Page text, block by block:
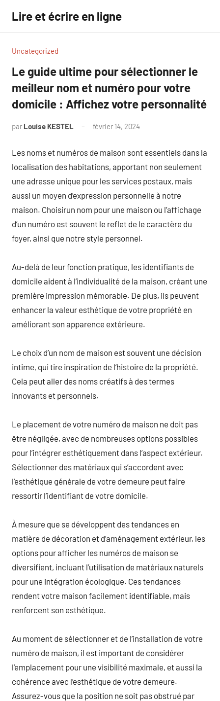
contenu
Lire et écrire en ligne
Uncategorized
Le guide ultime pour sélectionner le
meilleur nom et numéro pour votre
domicile : Affichez votre personnalité
par Louise KESTEL février 14, 2024
Les noms et numéros de maison sont essentiels dans la
localisation des habitations, apportant non seulement
une adresse unique pour les services postaux, mais
aussi un moyen d’expression personnelle à notre
maison. Choisirun nom pour une maison ou l’affichage
d’un numéro est souvent le reflet de le caractère du
foyer, ainsi que notre style personnel.
Au-delà de leur fonction pratique, les identifiants de
domicile aident à l’individualité de la maison, créant une
première impression mémorable. De plus, ils peuvent
enhancer la valeur esthétique de votre propriété en
améliorant son apparence extérieure.
Le choix d’un nom de maison est souvent une décision
intime, qui tire inspiration de l’histoire de la propriété.
Cela peut aller des noms créatifs à des termes
innovants et personnels.
Le placement de votre numéro de maison ne doit pas
être négligée, avec de nombreuses options possibles
pour l’intégrer esthétiquement dans l’aspect extérieur.
Sélectionner des matériaux qui s’accordent avec
l’esthétique générale de votre demeure peut faire
ressortir l’identifiant de votre domicile.
À mesure que se développent des tendances en
matière de décoration et d’aménagement extérieur, les
options pour afficher les numéros de maison se
diversifient, incluant l’utilisation de matériaux naturels
pour une intégration écologique. Ces tendances
rendent votre maison facilement identifiable, mais
renforcent son esthétique.
Au moment de sélectionner et de l’installation de votre
numéro de maison, il est important de considérer
l’emplacement pour une visibilité maximale, et aussi la
cohérence avec l’esthétique de votre demeure.
Assurez-vous que la position ne soit pas obstrué par